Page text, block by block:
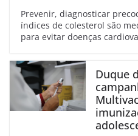
Prevenir, diagnosticar
índices de colesterol são
para evitar doenças
Duque